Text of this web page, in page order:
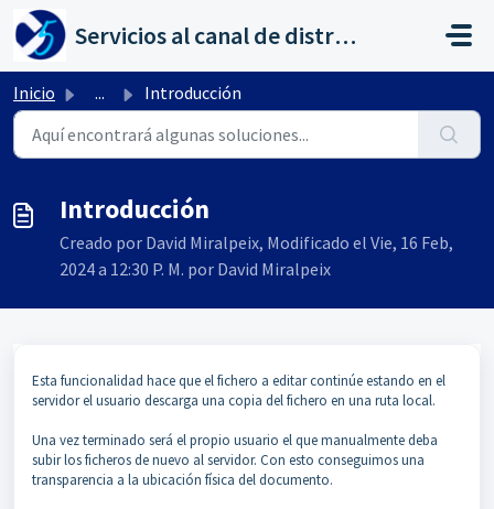
Saltar al contenido principal
Servicios al canal de distribución de AHORA
Inicio ... Introducción
Introducción
Creado por David Miralpeix, Modificado el Vie, 16 Feb,
2024 a 12:30 P. M. por David Miralpeix
Esta funcionalidad hace que el fichero a editar continúe estando en el
servidor el usuario descarga una copia del fichero en una ruta local.
Una vez terminado será el propio usuario el que manualmente deba
subir los ficheros de nuevo al servidor. Con esto conseguimos una
transparencia a la ubicación física del documento.